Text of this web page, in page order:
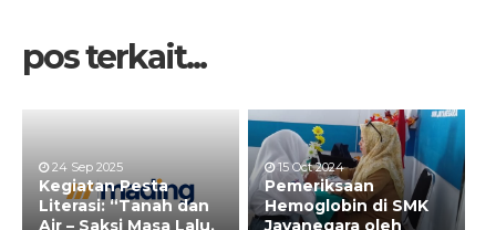
pos terkait...
24 Sep 2025
Kegiatan Pesta
Literasi: “Tanah dan
Air – Saksi Masa Lalu,
15 Oct 2024
Pemeriksaan
Hemoglobin di SMK
Jayanegara oleh